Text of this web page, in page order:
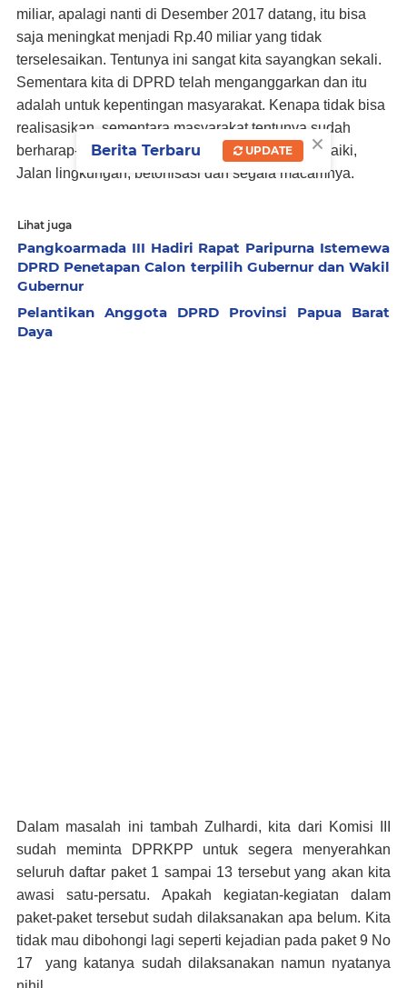
miliar, apalagi nanti di Desember 2017 datang, itu bisa
saja meningkat menjadi Rp.40 miliar yang tidak
terselesaikan. Tentunya ini sangat kita sayangkan sekali.
Sementara kita di DPRD telah menganggarkan dan itu
adalah untuk kepentingan masyarakat. Kenapa tidak bisa
realisasikan, sementara masyarakat tentunya sudah
berharap-harap seperti drainasenya untuk diperbaiki,
Jalan lingkungan, betonisasi dan segala macamnya.
Lihat juga
Pangkoarmada III Hadiri Rapat Paripurna Istemewa
DPRD Penetapan Calon terpilih Gubernur dan Wakil
Gubernur
Pelantikan Anggota DPRD Provinsi Papua Barat
Daya
Dalam masalah ini tambah Zulhardi, kita dari Komisi III
sudah meminta DPRKPP untuk segera menyerahkan
seluruh daftar paket 1 sampai 13 tersebut yang akan kita
awasi satu-persatu. Apakah kegiatan-kegiatan dalam
paket-paket tersebut sudah dilaksanakan apa belum. Kita
tidak mau dibohongi lagi seperti kejadian pada paket 9 No
17 yang katanya sudah dilaksanakan namun nyatanya
×
Berita Terbaru UPDATE